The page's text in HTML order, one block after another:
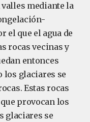
mediante la
el que el agua de
rocas vecinas y
entonces
los glaciares se
Estas rocas
provocan los
glaciares se